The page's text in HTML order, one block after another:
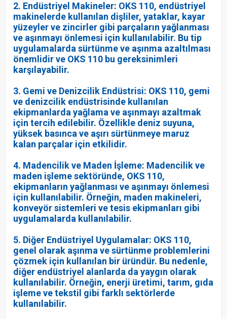
2. Endüstriyel Makineler: OKS 110, endüstriyel
makinelerde kullanılan dişliler, yataklar, kayar
yüzeyler ve zincirler gibi parçaların yağlanması
ve aşınmayı önlemesi için kullanılabilir. Bu tip
uygulamalarda sürtünme ve aşınma azaltılması
önemlidir ve OKS 110 bu gereksinimleri
karşılayabilir.
3. Gemi ve Denizcilik Endüstrisi: OKS 110, gemi
ve denizcilik endüstrisinde kullanılan
ekipmanlarda yağlama ve aşınmayı azaltmak
için tercih edilebilir. Özellikle deniz suyuna,
yüksek basınca ve aşırı sürtünmeye maruz
kalan parçalar için etkilidir.
4. Madencilik ve Maden İşleme: Madencilik ve
maden işleme sektöründe, OKS 110,
ekipmanların yağlanması ve aşınmayı önlemesi
için kullanılabilir. Örneğin, maden makineleri,
konveyör sistemleri ve tesis ekipmanları gibi
uygulamalarda kullanılabilir.
5. Diğer Endüstriyel Uygulamalar: OKS 110,
genel olarak aşınma ve sürtünme problemlerini
çözmek için kullanılan bir üründür. Bu nedenle,
diğer endüstriyel alanlarda da yaygın olarak
kullanılabilir. Örneğin, enerji üretimi, tarım, gıda
işleme ve tekstil gibi farklı sektörlerde
kullanılabilir.